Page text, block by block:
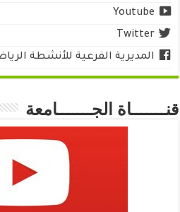
Youtube
Twitter
المديرية الفرعية للأنشطة
قنـــــــاة الجـــــــامعة